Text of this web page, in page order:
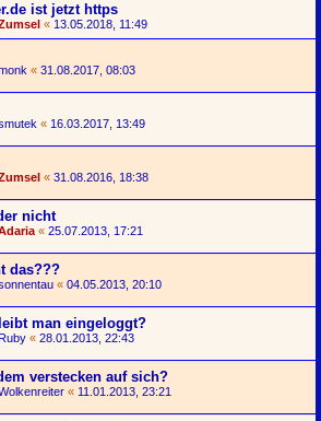
ist jetzt https
« 13.05.2018, 11:49
« 31.08.2017, 08:03
« 16.03.2017, 13:49
« 31.08.2016, 18:38
nicht
« 25.07.2013, 17:21
das???
« 04.05.2013, 20:10
man eingeloggt?
« 28.01.2013, 22:43
verstecken auf sich?
« 11.01.2013, 23:21